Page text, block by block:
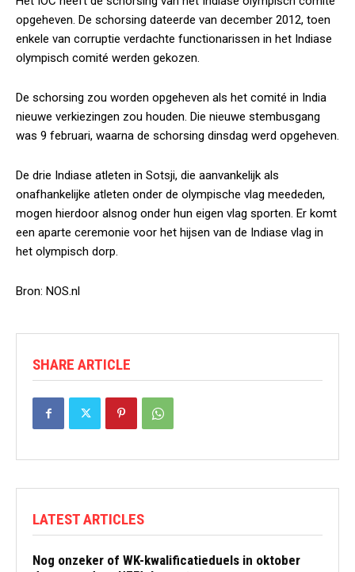
opgeheven. De schorsing dateerde van december 2012, toen
enkele van corruptie verdachte functionarissen in het Indiase
olympisch comité werden gekozen.
De schorsing zou worden opgeheven als het comité in India
nieuwe verkiezingen zou houden. Die nieuwe stembusgang
was 9 februari, waarna de schorsing dinsdag werd opgeheven.
De drie Indiase atleten in Sotsji, die aanvankelijk als
onafhankelijke atleten onder de olympische vlag meededen,
mogen hierdoor alsnog onder hun eigen vlag sporten. Er komt
een aparte ceremonie voor het hijsen van de Indiase vlag in
het olympisch dorp.
Bron: NOS.nl
SHARE ARTICLE
LATEST ARTICLES
Nog onzeker of WK-kwalificatieduels in oktober